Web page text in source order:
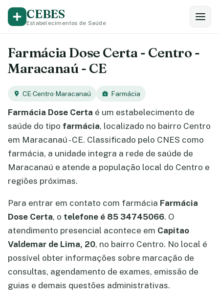
CEBES
Estabelecimentos de Saúde
Farmácia Dose Certa - Centro -
Maracanaú - CE
CE·Centro·Maracanaú Farmácia
Farmácia Dose Certa é um estabelecimento de
saúde do tipo farmácia, localizado no bairro Centro
em Maracanaú - CE. Classificado pelo CNES como
farmácia, a unidade integra a rede de saúde de
Maracanaú e atende a população local do Centro e
regiões próximas.
Para entrar em contato com farmácia Farmácia
Dose Certa, o telefone é 85 34745066. O
atendimento presencial acontece em Capitao
Valdemar de Lima, 20, no bairro Centro. No local é
possível obter informações sobre marcação de
consultas, agendamento de exames, emissão de
guias e demais questões administrativas.